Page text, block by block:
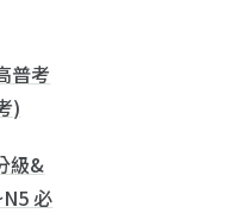
普考
)
級&
必